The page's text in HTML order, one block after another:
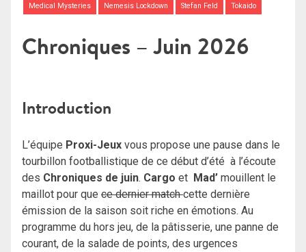
Medical Mysteries Nemesis Lockdown Stefan Feld Tokaido
Chroniques – Juin 2026
Introduction
L’équipe Proxi-Jeux vous propose une pause dans le
tourbillon footballistique de ce début d’été à l’écoute
des Chroniques de juin. Cargo et Mad’ mouillent le
maillot pour que ce dernier matchcette dernière
émission de la saison soit riche en émotions. Au
programme du hors jeu, de la pâtisserie, une panne de
courant, de la salade de points, des urgences